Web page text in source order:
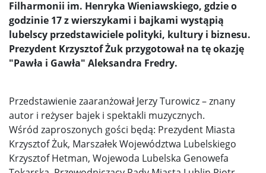
Filharmonii im. Henryka Wieniawskiego, gdzie o
godzinie 17 z wierszykami i bajkami wystąpią
lubelscy przedstawiciele polityki, kultury i biznesu.
Prezydent Krzysztof Żuk przygotował na tę okazję
"Pawła i Gawła" Aleksandra Fredry.
Przedstawienie zaaranżował Jerzy Turowicz – znany
autor i reżyser bajek i spektakli muzycznych.
Wśród zaproszonych gości będą: Prezydent Miasta
Krzysztof Żuk, Marszałek Województwa Lubelskiego
Krzysztof Hetman, Wojewoda Lubelska Genowefa